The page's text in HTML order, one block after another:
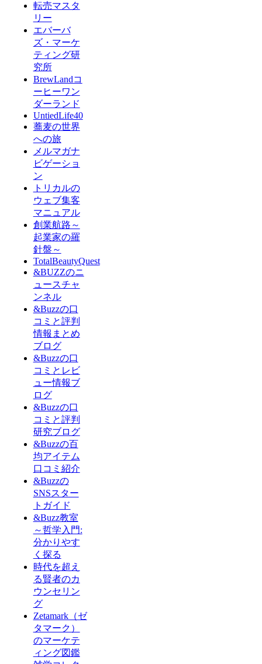
転売マスタ
リー
エバーバ
ズ・マーケ
ティング研
究所
BrewLandコ
ーヒーワン
ダーランド
UntiedLife40
蕎麦の世界
への旅
メルマガナ
ビゲーショ
ン
トリカルの
ウェブ集客
マニュアル
創業航路～
起業家の羅
針盤～
TotalBeautyQuest
&BUZZのニ
ュースチャ
ンネル
&Buzzの口
コミと評判
情報まとめ
ブログ
&Buzzの口
コミとレビ
ュー情報ブ
ログ
&Buzzの口
コミと評判
研究ブログ
&Buzzの百
均アイテム
口コミ紹介
&Buzzの
SNSスター
トガイド
&Buzz教室
～哲学入門:
分かりやす
く探る
時代を超え
る賢者のカ
ウンセリン
グ
Zetamark（ゼ
タマーク）
のマーケテ
ィング図鑑